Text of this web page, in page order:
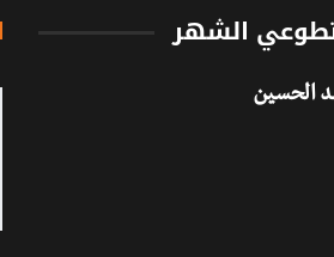
الشهر
الحسين